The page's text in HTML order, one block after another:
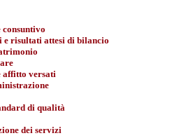
risultati attesi di bilancio
affitto versati
di qualità
dei servizi